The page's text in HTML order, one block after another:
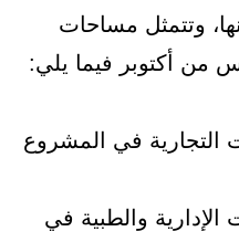
وتتمثل مساحات
من أكتوبر فيما يلي:
التجارية في المشروع
والطبية في